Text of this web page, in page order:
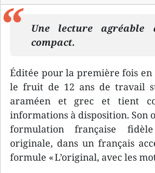
Une lecture
compact.
Éditée pour la première fois en
le fruit de 12 ans de travail
araméen et grec et tient
informations à disposition. Son
formulation française
originale, dans un français
formule « L’original, avec les